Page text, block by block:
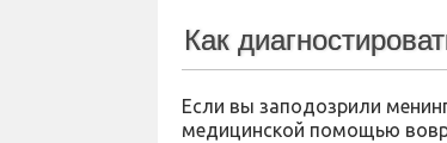
Как
Если вы заподозрили
медицинской помощью